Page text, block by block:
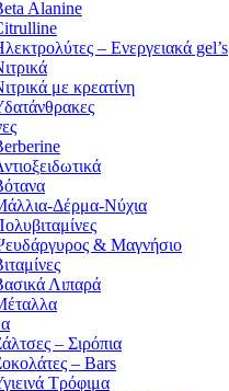
Alanine
– Ενεργειακά gel’s
με κρεατίνη
Δέρμα-Νύχια
& Μαγνήσιο
Λιπαρά
– Σιρόπια
– Bars
Τρόφιμα